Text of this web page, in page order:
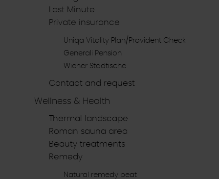
Last Minute
Private insurance
Uniqa Vitality Plan/Provident Check
Generali Pension
Wiener Städtische
Contact and request
Wellness & Health
Thermal landscape
Roman sauna area
Beauty treatments
Remedy
Natural remedy peat